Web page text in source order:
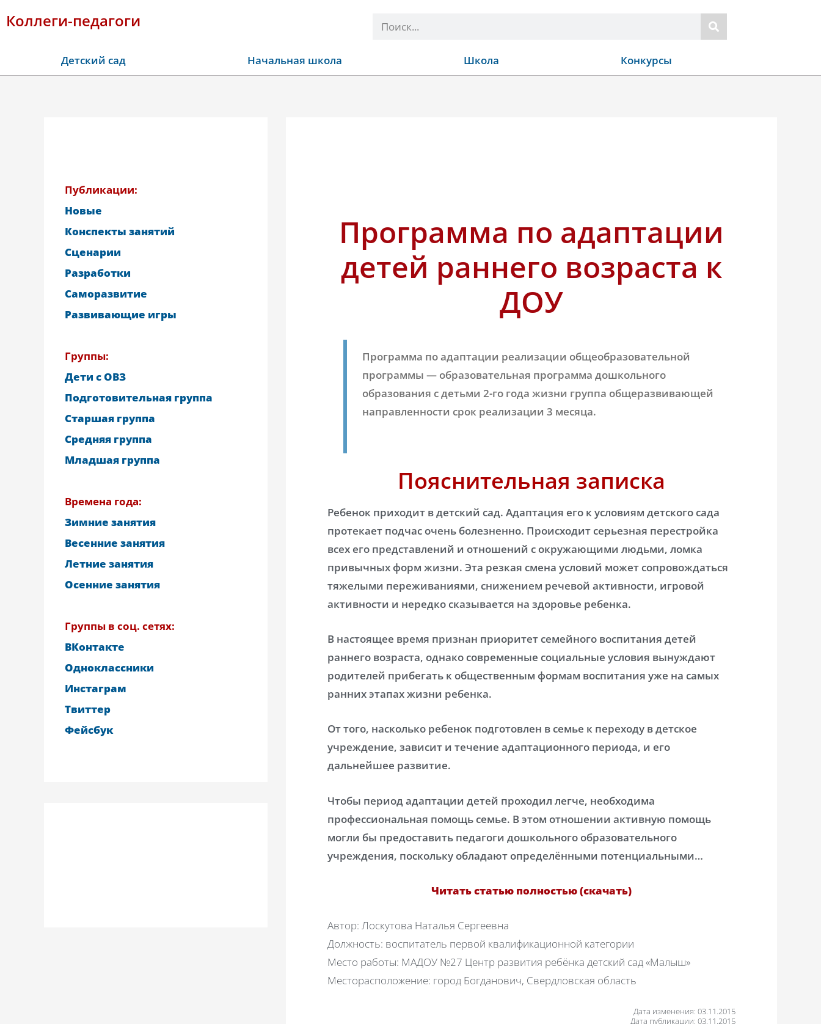
Коллеги-педагоги Поиск
Детский сад Начальная школа Школа Конкурсы
Публикации:
Новые
Конспекты занятий
Сценарии
Разработки
Саморазвитие
Развивающие игры
Группы:
Дети с ОВЗ
Подготовительная группа
Старшая группа
Средняя группа
Младшая группа
Времена года:
Зимние занятия
Весенние занятия
Летние занятия
Осенние занятия
Группы в соц. сетях:
ВКонтакте
Одноклассники
Инстаграм
Твиттер
Фейсбук
Программа по адаптации
детей раннего возраста к
ДОУ
Программа по адаптации реализации общеобразовательной
программы — образовательная программа дошкольного
образования с детьми 2-го года жизни группа общеразвивающей
направленности срок реализации 3 месяца.
Пояснительная записка
Ребенок приходит в детский сад. Адаптация его к условиям детского сада
протекает подчас очень болезненно. Происходит серьезная перестройка
всех его представлений и отношений с окружающими людьми, ломка
привычных форм жизни. Эта резкая смена условий может сопровождаться
тяжелыми переживаниями, снижением речевой активности, игровой
активности и нередко сказывается на здоровье ребенка.
В настоящее время признан приоритет семейного воспитания детей
раннего возраста, однако современные социальные условия вынуждают
родителей прибегать к общественным формам воспитания уже на самых
ранних этапах жизни ребенка.
От того, насколько ребенок подготовлен в семье к переходу в детское
учреждение, зависит и течение адаптационного периода, и его
дальнейшее развитие.
Чтобы период адаптации детей проходил легче, необходима
профессиональная помощь семье. В этом отношении активную помощь
могли бы предоставить педагоги дошкольного образовательного
учреждения, поскольку обладают определёнными потенциальными…
Читать статью полностью (скачать)
Автор: Лоскутова Наталья Сергеевна
Должность: воспитатель первой квалификационной категории
Место работы: МАДОУ №27 Центр развития ребёнка детский сад «Малыш»
Месторасположение: город Богданович, Свердловская область
Дата изменения: 03.11.2015
Дата публикации: 03.11.2015